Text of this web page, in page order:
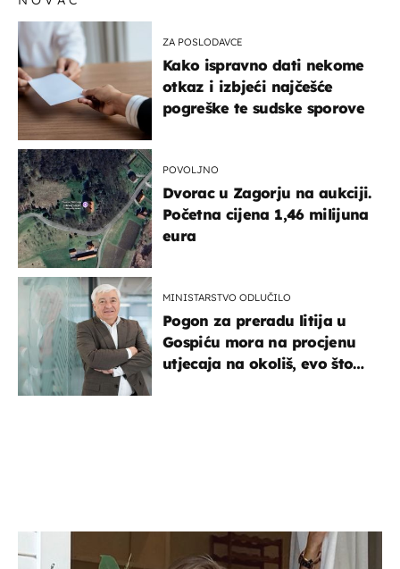
ZA POSLODAVCE
Kako ispravno dati nekome
otkaz i izbjeći najčešće
pogreške te sudske sporove
POVOLJNO
Dvorac u Zagorju na aukciji.
Početna cijena 1,46 milijuna
eura
MINISTARSTVO ODLUČILO
Pogon za preradu litija u
Gospiću mora na procjenu
utjecaja na okoliš, evo što